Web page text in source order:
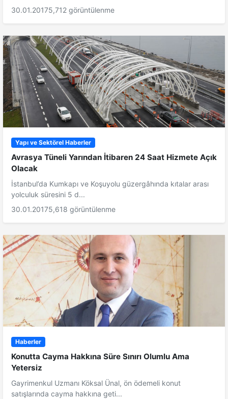
30.01.20175,712 görüntülenme
Yapı ve Sektörel Haberler
Avrasya Tüneli Yarından İtibaren 24 Saat Hizmete Açık
Olacak
İstanbul’da Kumkapı ve Koşuyolu güzergâhında kıtalar arası
yolculuk süresini 5 d...
30.01.20175,618 görüntülenme
Haberler
Konutta Cayma Hakkına Süre Sınırı Olumlu Ama
Yetersiz
Gayrimenkul Uzmanı Köksal Ünal, ön ödemeli konut
satışlarında cayma hakkına geti...